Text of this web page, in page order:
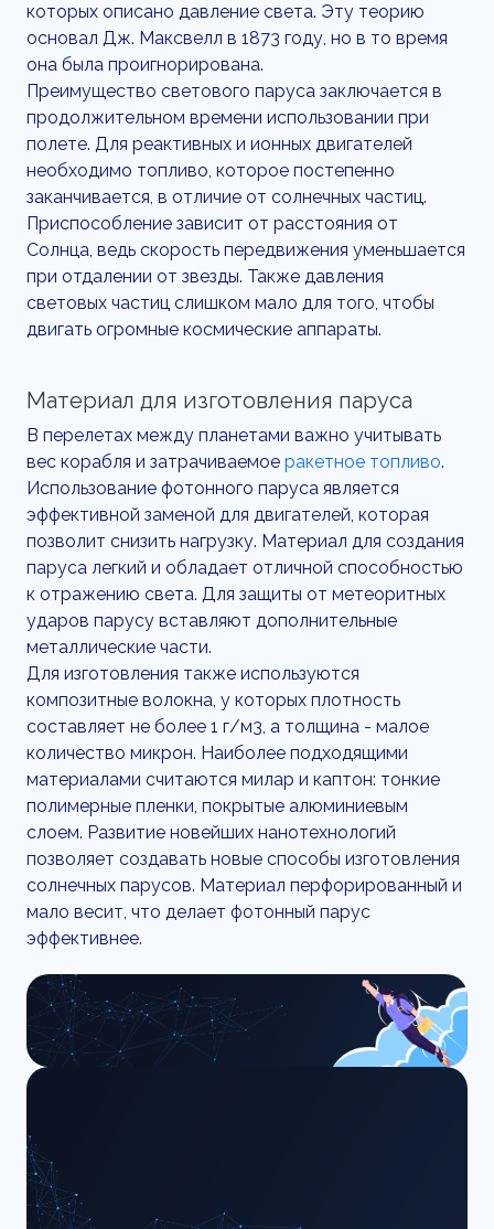
которых описано давление света. Эту теорию
основал Дж. Максвелл в 1873 году, но в то время
она была проигнорирована.
Преимущество светового паруса заключается в
продолжительном времени использовании при
полете. Для реактивных и ионных двигателей
необходимо топливо, которое постепенно
заканчивается, в отличие от солнечных частиц.
Приспособление зависит от расстояния от
Солнца, ведь скорость передвижения уменьшается
при отдалении от звезды. Также давления
световых частиц слишком мало для того, чтобы
двигать огромные космические аппараты.
Материал для изготовления паруса
В перелетах между планетами важно учитывать
вес корабля и затрачиваемое ракетное топливо.
Использование фотонного паруса является
эффективной заменой для двигателей, которая
позволит снизить нагрузку. Материал для создания
паруса легкий и обладает отличной способностью
к отражению света. Для защиты от метеоритных
ударов парусу вставляют дополнительные
металлические части.
Для изготовления также используются
композитные волокна, у которых плотность
составляет не более 1 г/м3, а толщина - малое
количество микрон. Наиболее подходящими
материалами считаются милар и каптон: тонкие
полимерные пленки, покрытые алюминиевым
слоем. Развитие новейших нанотехнологий
позволяет создавать новые способы изготовления
солнечных парусов. Материал перфорированный и
мало весит, что делает фотонный парус
эффективнее.